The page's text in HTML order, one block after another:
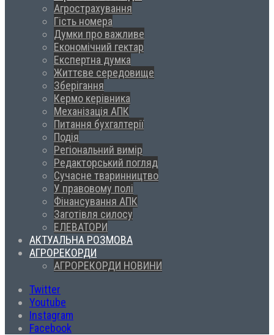
Агрострахування
Гість номера
Думки про важливе
Економічний гектар
Експертна думка
Життєве середовище
Зберігання
Кермо керівника
Механізація АПК
Питання бухгалтерії
Подія
Регіональний вимір
Редакторський погляд
Сучасне тваринництво
У правовому полі
Фінансування АПК
Заготівля силосу
ЕЛЕВАТОРИ
АКТУАЛЬНА РОЗМОВА
АГРОРЕКОРДИ
АГРОРЕКОРДИ НОВИНИ
Twitter
Youtube
Instagram
Facebook